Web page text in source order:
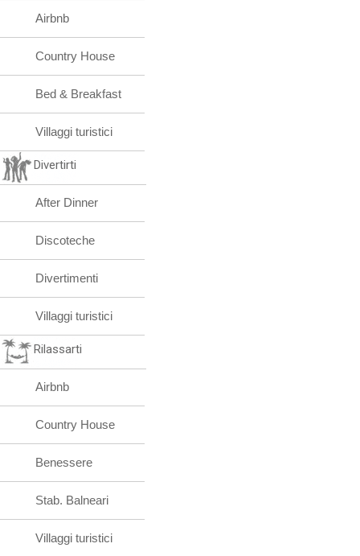
Airbnb
Country House
Bed & Breakfast
Villaggi turistici
Divertirti
After Dinner
Discoteche
Divertimenti
Villaggi turistici
Rilassarti
Airbnb
Country House
Benessere
Stab. Balneari
Villaggi turistici